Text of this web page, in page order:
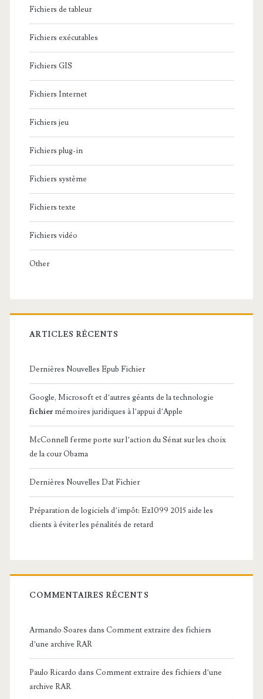
Fichiers de tableur
Fichiers exécutables
Fichiers GIS
Fichiers Internet
Fichiers jeu
Fichiers plug-in
Fichiers système
Fichiers texte
Fichiers vidéo
Other
ARTICLES RÉCENTS
Dernières Nouvelles Epub Fichier
Google, Microsoft et d’autres géants de la technologie
fichier mémoires juridiques à l’appui d’Apple
McConnell ferme porte sur l’action du Sénat sur les choix
de la cour Obama
Dernières Nouvelles Dat Fichier
Préparation de logiciels d’impôt: Ez1099 2015 aide les
clients à éviter les pénalités de retard
COMMENTAIRES RÉCENTS
Armando Soares dans Comment extraire des fichiers
d’une archive RAR
Paulo Ricardo dans Comment extraire des fichiers d’une
archive RAR